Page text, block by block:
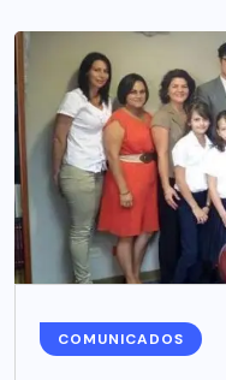
COMUNICADOS